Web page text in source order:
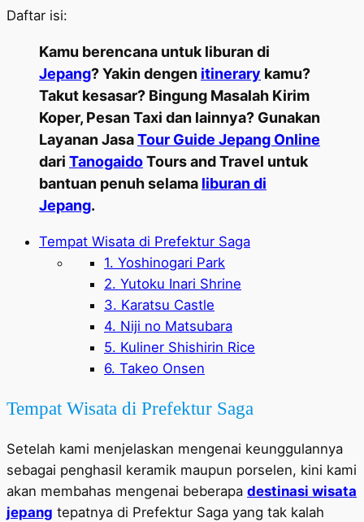
Daftar isi:
Kamu berencana untuk liburan di
Jepang? Yakin dengen itinerary kamu?
Takut kesasar? Bingung Masalah Kirim
Koper, Pesan Taxi dan lainnya? Gunakan
Layanan JasaTour Guide Jepang Online
dari TanogaidoTours and Travel untuk
bantuan penuh selama liburan di
Jepang.
Tempat Wisata di Prefektur Saga
1. Yoshinogari Park
2. Yutoku Inari Shrine
3. Karatsu Castle
4. Niji no Matsubara
5. Kuliner Shishirin Rice
6. Takeo Onsen
Tempat Wisata di Prefektur Saga
Setelah kami menjelaskan mengenai keunggulannya
sebagai penghasil keramik maupun porselen, kini kami
akan membahas mengenai beberapa destinasi wisata
jepang tepatnya di Prefektur Saga yang tak kalah